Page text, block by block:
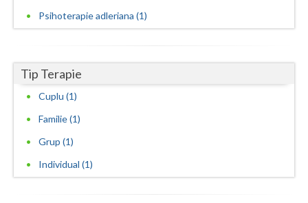
Mehedinti
Neamt
Olt
Prahova
Satu-Mare
Psihoterapie adleriana (1)
Tip Terapie
Cuplu (1)
Familie (1)
Grup (1)
Individual (1)